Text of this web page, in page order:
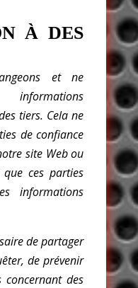
À DES
et ne
tiers. Cela ne
de confiance
site Web ou
ces parties
informations
de partager
de prévenir
des